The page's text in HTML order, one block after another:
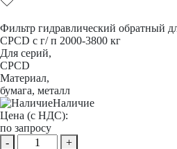
Фильтр гидравлический обратный
CPCD с г/ п 2000-3800 кг
Для серий,
CPCD
Материал,
бумага, металл
Наличие
Цена (с НДС):
по запросу
-
+